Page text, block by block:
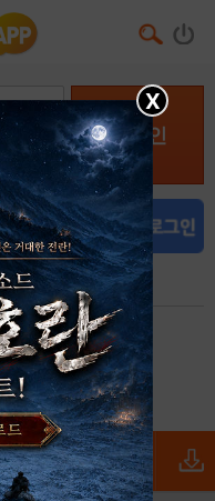
로그인
회원가입
X